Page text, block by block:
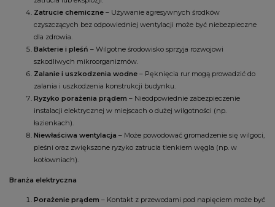
Zatrucie chemiczne – Używanie agresywnych środków
czyszczących bez odpowiedniej wentylacji może być niebezpieczne
dla zdrowia.
Bakterie i pleśń – Wilgotne środowisko sprzyja rozwojowi
szkodliwych mikroorganizmów.
Zalanie i uszkodzenia wodne – Pęknięcia rur mogą prowadzić do
zalania i uszkodzenia konstrukcji budynku.
Ryzyko porażenia prądem – Nieodpowiednie zabezpieczenie
instalacji elektrycznej w miejscach o dużej wilgotności (np.
łazienkach).
Niewłaściwa wentylacja – Może powodować gromadzenie się wilgoci,
pleśni oraz zwiększone ryzyko zatrucia tlenkiem węgla (np. w
kotłowniach).
Branża elektryczna
Porażenie prądem – Kontakt z przewodami pod napięciem może być